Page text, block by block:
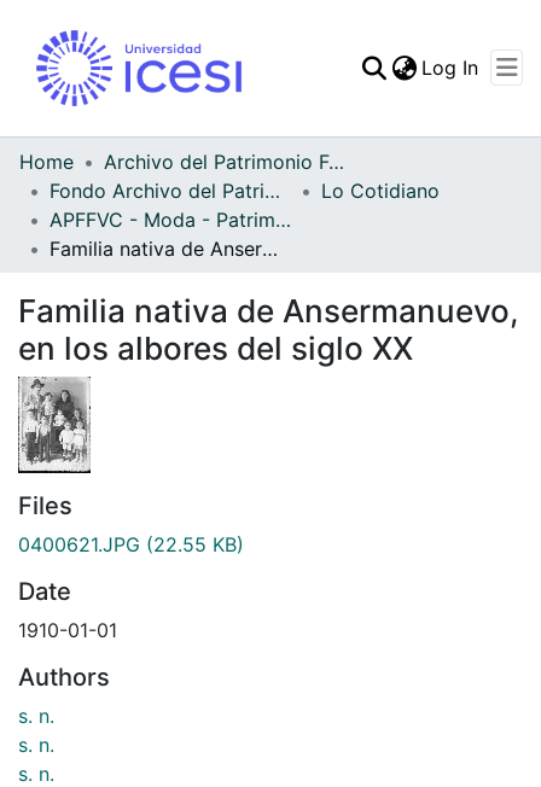
Statistics
Log In
Home
Archivo del Patrimonio Fotográfico y Fílmico del Valle del Cauca
Fondo Archivo del Patrimonio Fotográfico y Fílmico del Valle del Cauca
Lo Cotidiano
APFFVC - Moda - Patrimonial
Familia nativa de Ansermanuevo, en los albores del siglo XX
Familia nativa de Ansermanuevo,
en los albores del siglo XX
Files
0400621.JPG (22.55 KB)
Date
1910-01-01
Authors
s. n.
s. n.
s. n.